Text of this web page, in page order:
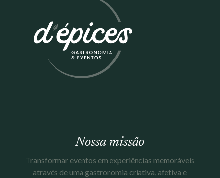
Nossa missão
Transformar eventos em experiências memoráveis
através de uma gastronomia criativa, afetiva e